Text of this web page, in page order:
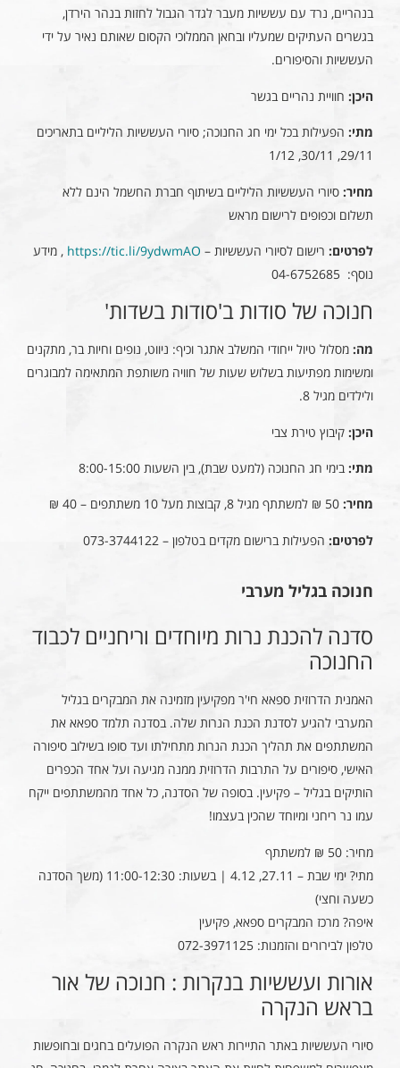
בנהריים, נרד עם עששיות מעבר לגדר הגבול לחזות בנהר הירדן,
בגשרים העתיקים שמעליו ובחאן הממלוכי הקסום שאותם נאיר על ידי
העששיות והסיפורים.
היכן: חוויית נהריים בגשר
מתי: הפעילות בכל ימי חג החנוכה; סיורי העששיות הליליים בתאריכים
29/11, 30/11, 1/12
מחיר: סיורי העששיות הליליים בשיתוף חברת החשמל הינם ללא
תשלום וכפופים לרישום מראש
לפרטים: רישום לסיורי העששיות – https://tic.li/9ydwmAO , מידע
נוסף: 04-6752685
חנוכה של סודות ב'סודות בשדות'
מה: מסלול טיול ייחודי המשלב אתגר וכיף: ניווט, נופים וחיות בר, מתקנים
ומשימות מפתיעות בשלוש שעות של חוויה משותפת המתאימה למבוגרים
ולילדים מגיל 8.
היכן: קיבוץ טירת צבי
מתי:בימי חג החנוכה (למעט שבת), בין השעות 8:00-15:00
מחיר:
לפרטים: הפעילות ברישום מקדים בטלפון – 073-3744122
חנוכה בגליל מערבי
סדנה להכנת נרות מיוחדים וריחניים לכבוד
החנוכה
האמנית הדרוזית ספאא חי'ר מפקיעין מזמינה את המבקרים בגליל
המערבי להגיע לסדנת הכנת הנרות שלה. בסדנה תלמד ספאא את
המשתתפים את תהליך הכנת הנרות מתחילתו ועד סופו בשילוב סיפורה
האישי, סיפורים על התרבות הדרוזית ממנה מגיעה ועל אחד הכפרים
הותיקים בגליל – פקיעין. בסופה של הסדנה, כל אחד מהמשתתפים ייקח
עמו נר ריחני ומיוחד שהכין בעצמו!
מחיר: 50 ₪ למשתתף
מתי? ימי שבת – 27.11, 4.12 | בשעות: 11:00-12:30 (משך הסדנה
כשעה וחצי)
איפה? מרכז המבקרים ספאא, פקיעין
טלפון לבירורים והזמנות: 072-3971125
אורות ועששיות בנקרות : חנוכה של אור
בראש הנקרה
סיורי העששיות באתר התיירות ראש הנקרה הפועלים בחגים ובחופשות